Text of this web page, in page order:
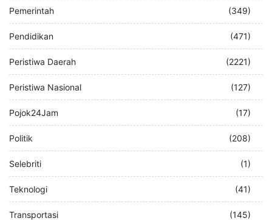
Pemerintah (349)
Pendidikan (471)
Peristiwa Daerah (2221)
Peristiwa Nasional (127)
Pojok24Jam (17)
Politik (208)
Selebriti (1)
Teknologi (41)
Transportasi (145)